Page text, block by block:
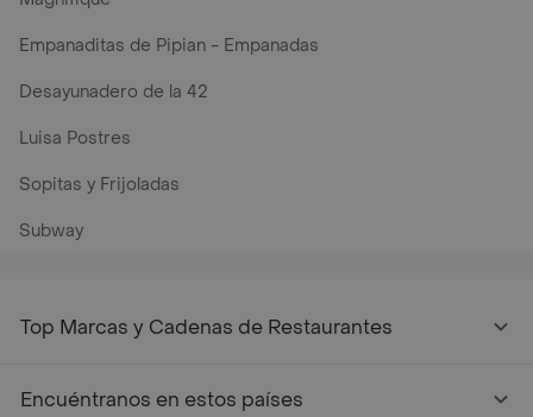
Empanaditas de Pipian - Empanadas
Desayunadero de la 42
Luisa Postres
Sopitas y Frijoladas
Subway
Top Marcas y Cadenas de Restaurantes
Encuéntranos en estos países